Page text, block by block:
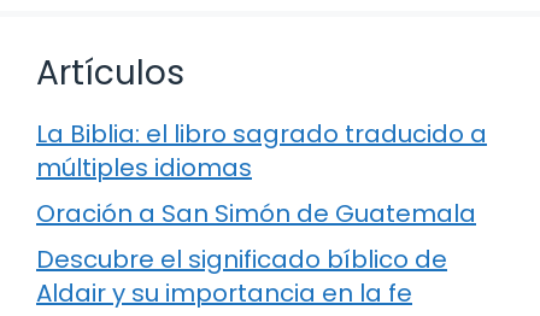
Artículos
La Biblia: el libro sagrado traducido a
múltiples idiomas
Oración a San Simón de Guatemala
Descubre el significado bíblico de
Aldair y su importancia en la fe